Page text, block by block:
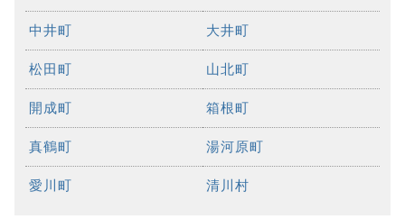
中井町 大井町
松田町 山北町
開成町 箱根町
真鶴町 湯河原町
愛川町 清川村